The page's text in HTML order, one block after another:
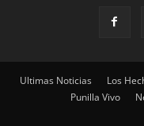
Ultimas Noticias Los
Punilla Vivo